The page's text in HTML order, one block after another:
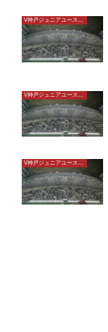
V神戸ジュニアユースU15
V神戸ジュニアユースU15